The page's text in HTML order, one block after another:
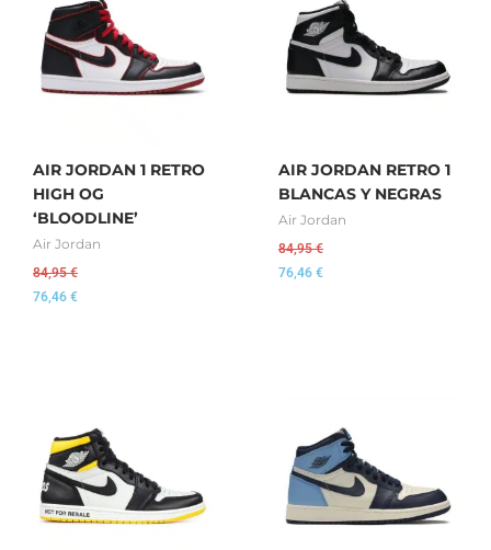
AIR JORDAN 1 RETRO
HIGH OG
‘BLOODLINE’
Air Jordan
84,95€
76,46 €
AIR JORDAN RETRO 1
BLANCAS Y NEGRAS
Air Jordan
84,95€
76,46 €